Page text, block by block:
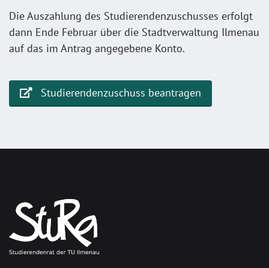
Die Auszahlung des Studierendenzuschusses erfolgt
dann Ende Februar über die Stadtverwaltung Ilmenau
auf das im Antrag angegebene Konto.
Studierendenzuschuss beantragen